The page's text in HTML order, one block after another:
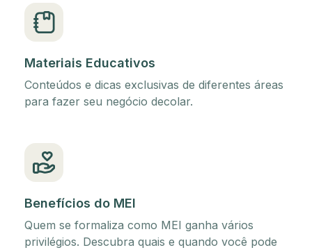
Materiais Educativos
Conteúdos e dicas exclusivas de diferentes áreas
para fazer seu negócio decolar.
Benefícios do MEI
Quem se formaliza como MEI ganha vários
privilégios. Descubra quais e quando você pode